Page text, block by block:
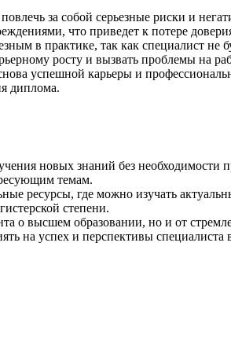
за собой серьезные риски и
что приведет к потере
в практике, так как специалист
росту и вызвать проблемы на
успешной карьеры и
диплома.
новых знаний без
темам.
ресурсы, где можно изучать
степени.​
о высшем образовании, но и от
на успех и перспективы специалиста